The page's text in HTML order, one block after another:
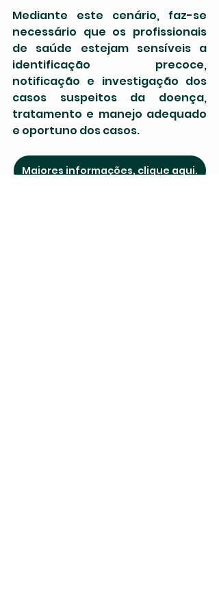
Mediante este cenário, faz-se
necessário que os profissionais
de saúde estejam sensíveis a
identificação precoce,
notificação e investigação dos
casos suspeitos da doença,
tratamento e manejo adequado
e oportuno dos casos.
Maiores informações, clique aqui.